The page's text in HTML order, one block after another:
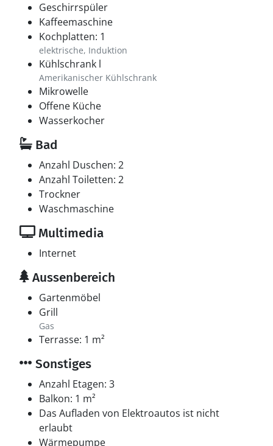
Geschirrspüler
Kaffeemaschine
Kochplatten: 1
elektrische, Induktion
Kühlschrank l
Amerikanischer Kühlschrank
Mikrowelle
Offene Küche
Wasserkocher
Bad
Anzahl Duschen: 2
Anzahl Toiletten: 2
Trockner
Waschmaschine
Multimedia
Internet
Aussenbereich
Gartenmöbel
Grill
Gas
Terrasse: 1 m²
Sonstiges
Anzahl Etagen: 3
Balkon: 1 m²
Das Aufladen von Elektroautos ist nicht
erlaubt
Wärmepumpe